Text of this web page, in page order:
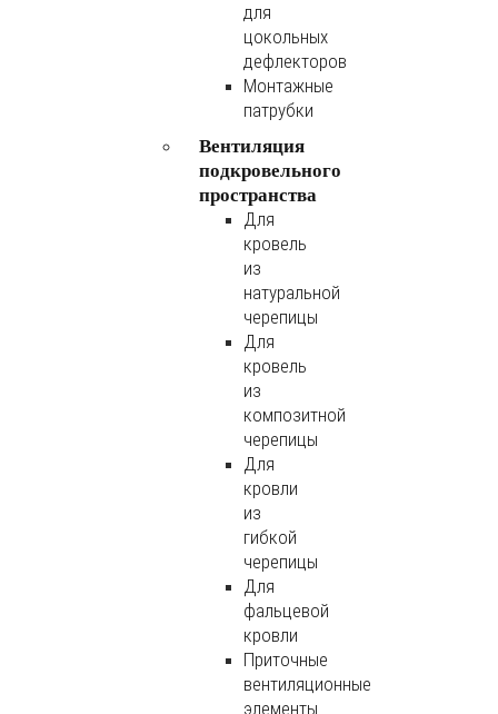
для
цокольных
дефлекторов
Монтажные
патрубки
Вентиляция
подкровельного
пространства
Для
кровель
из
натуральной
черепицы
Для
кровель
из
композитной
черепицы
Для
кровли
из
гибкой
черепицы
Для
фальцевой
кровли
Приточные
вентиляционные
элементы